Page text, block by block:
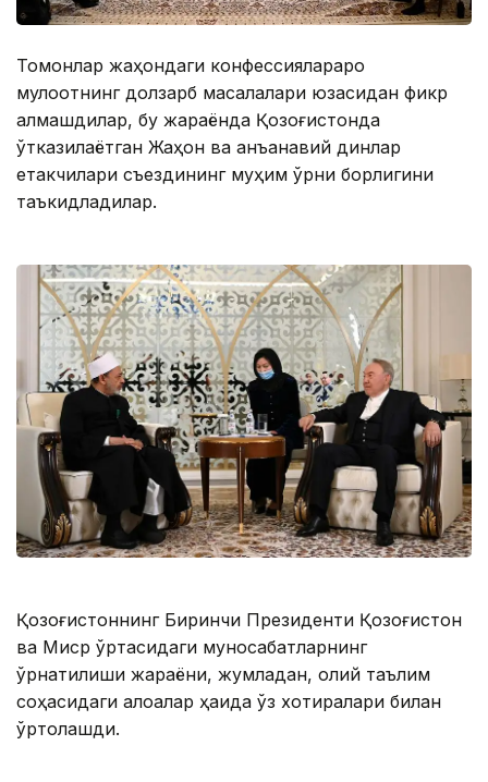
Томонлар жаҳондаги конфессиялараро
мулоқотнинг долзарб масалалари юзасидан фикр
алмашдилар, бу жараёнда Қозоғистонда
ўтказилаётган Жаҳон ва анъанавий динлар
етакчилари съездининг муҳим ўрни борлигини
таъкидладилар.
Қозоғистоннинг Биринчи Президенти Қозоғистон
ва Миср ўртасидаги муносабатларнинг
ўрнатилиши жараёни, жумладан, олий таълим
соҳасидаги алоқалар ҳақида ўз хотиралари билан
ўртоқлашди.